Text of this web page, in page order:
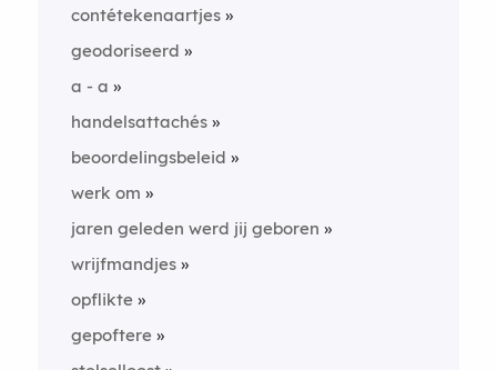
contétekenaartjes
geodoriseerd
a - a
handelsattachés
beoordelingsbeleid
werk om
jaren geleden werd jij geboren
wrijfmandjes
opflikte
gepoftere